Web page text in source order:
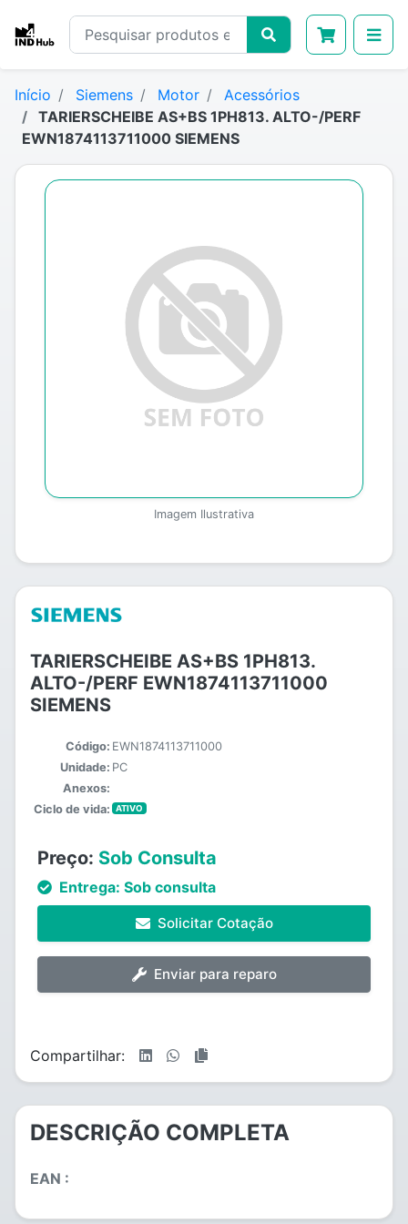
Início Siemens Motor
Acessórios
TARIERSCHEIBE AS+BS 1PH813. ALTO-/PERF
EWN1874113711000 SIEMENS
Imagem Ilustrativa
TARIERSCHEIBE AS+BS 1PH813.
ALTO-/PERF EWN1874113711000
SIEMENS
Código: EWN1874113711000
Unidade: PC
Anexos:
Ciclo de vida:
ATIVO
Preço: Sob Consulta
Entrega: Sob consulta
Solicitar Cotação
Enviar para reparo
Compartilhar:
DESCRIÇÃO COMPLETA
EAN :